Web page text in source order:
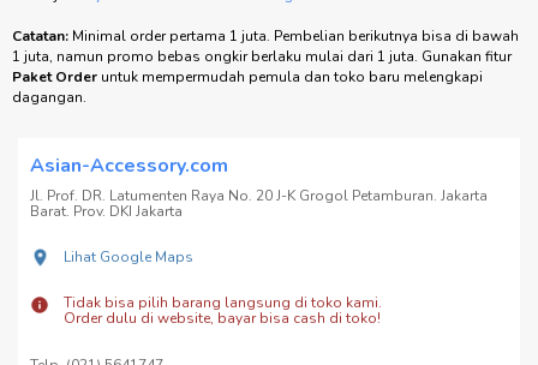
Catatan: Minimal order pertama 1 juta. Pembelian berikutnya bisa di bawah
1 juta, namun promo bebas ongkir berlaku mulai dari 1 juta. Gunakan fitur
Paket Order untuk mempermudah pemula dan toko baru melengkapi
dagangan.
Asian-Accessory.com
Jl. Prof. DR. Latumenten Raya No. 20 J-K Grogol Petamburan. Jakarta
Barat. Prov. DKI Jakarta
Lihat Google Maps
Tidak bisa pilih barang langsung di toko kami.
Order dulu di website, bayar bisa cash di toko!